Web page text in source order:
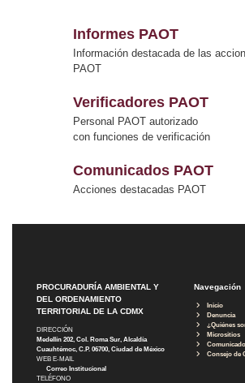
Informes PAOT
Información destacada de las
PAOT
Verificadores PAOT
Personal PAOT autorizado
con funciones de verificación
Comunicados PAOT
Acciones destacadas PAOT
PROCURADURÍA AMBIENTAL Y
DEL ORDENAMIENTO
TERRITORIAL DE LA CDMX
DIRECCIÓN
Medellín 202, Col. Roma Sur, Alcaldía
Cuauhtémoc, C.P. 06700, Ciudad de México
WEB E-MAIL
Correo Institucional
TELÉFONO
Navegación
Inicio
Denuncia
¿Quiénes
Micrositios
Consejo de